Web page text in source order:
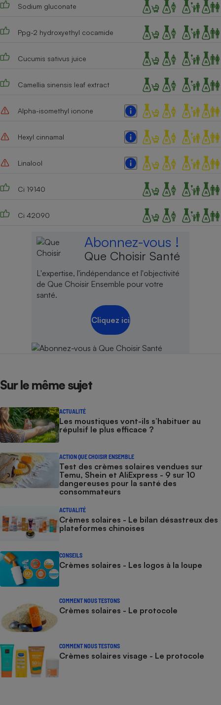
Sodium gluconate
Ppg-2 hydroxyethyl cocamide
Cucumis sativus juice
Camellia sinensis leaf extract
Alpha-isomethyl ionone
Hexyl cinnamal
Linalool
Ci 19140
Ci 42090
Abonnez-vous !
Que Choisir Santé
L'expertise, l'indépendance et l'objectivité
de Que Choisir Ensemble pour votre
santé.
Cliquez ici
Sur le même sujet
ACTUALITÉ
Les moustiques vont-ils s’habituer au
répulsif le plus efficace ?
ACTION QUE CHOISIR ENSEMBLE
Test des crèmes solaires vendues sur
Temu, Shein et AliExpress - 9 sur 10
dangereuses pour la santé des
consommateurs
ACTUALITÉ
Crèmes solaires - Le bilan désastreux des
plateformes chinoises
CONSEILS
Crèmes solaires - Les logos à la loupe
COMMENT NOUS TESTONS
Crèmes solaires - Le protocole
COMMENT NOUS TESTONS
Crèmes solaires visage - Le protocole